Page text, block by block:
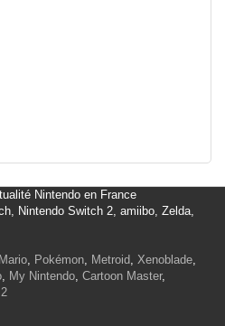
Nintendo en France
Nintendo Switch 2, amiibo, Zelda,
Mario, Pokémon, Metroid, Xenoblade,
, My Nintendo, Cartoon Master,